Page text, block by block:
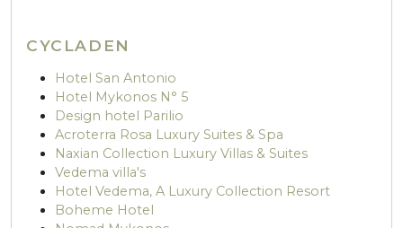
CYCLADEN
Hotel San Antonio
Hotel Mykonos N° 5
Design hotel Parilio
Acroterra Rosa Luxury Suites & Spa
Naxian Collection Luxury Villas & Suites
Vedema villa's
Hotel Vedema, A Luxury Collection Resort
Boheme Hotel